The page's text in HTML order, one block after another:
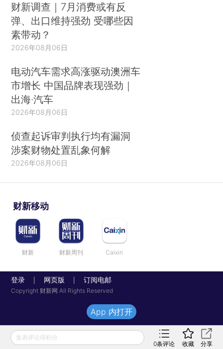
财新调查｜7月消费或有反
弹、出口维持强劲 受哪些因
素带动？
2026年08月06日
电动汽车需求高涨驱动澳洲车
市增长 中国品牌表现强劲｜
出海·汽车
2026年08月06日
侦查起诉审判执行均有漏洞
涉案财物处置乱象何解
2026年08月06日
财新移动
财新 财新周刊 Caixin
登录 网页版 订阅电邮
Copyright 财新网 All Rights Reserved
发表评论得积分
0条评论 收藏 分享
App 内打开